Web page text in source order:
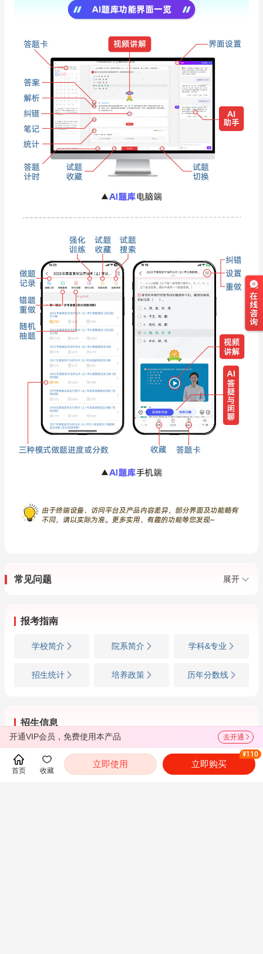
常见问题 展开
报考指南
学校简介 院系简介 学科&专业
招生统计 培养政策 历年分数线
招生信息
招生简章 专业目录 参考书目
复试信息 调剂信息 成绩查询
开通VIP会员，免费使用本产品 去开通
首页 收藏
立即使用 立即购买
¥110